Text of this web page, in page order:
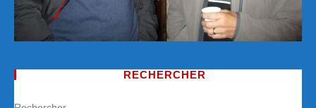
RECHERCHER